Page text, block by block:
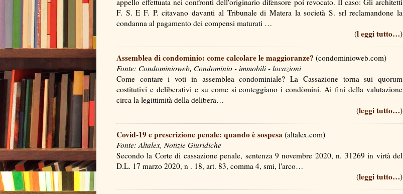
F. S. E F. P. citavano davanti al Tribunale di Matera la società S. srl reclamandone la
condanna al pagamento dei compensi maturati …
(l eggi tutto…)
Assemblea di condominio: come calcolare le maggioranze? (condominioweb.com)
Fonte: Condominioweb, Condominio - immobili - locazioni
Come contare i voti in assemblea condominiale? La Cassazione torna sui quorum
costitutivi e deliberativi e su come si conteggiano i condòmini. Ai fini della valutazione
circa la legittimità della delibera…
(leggi tutto…)
Covid-19 e prescrizione penale: quando è sospesa (altalex.com)
Fonte: Altalex, Notizie Giuridiche
Secondo la Corte di cassazione penale, sentenza 9 novembre 2020, n. 31269 in virtà del
D.L. 17 marzo 2020, n . 18, art. 83, comma 4, smi, l'arco…
(leggi tutto…)